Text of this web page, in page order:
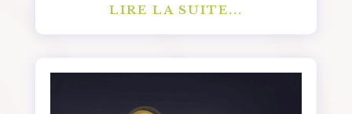
LIRE LA SUITE...